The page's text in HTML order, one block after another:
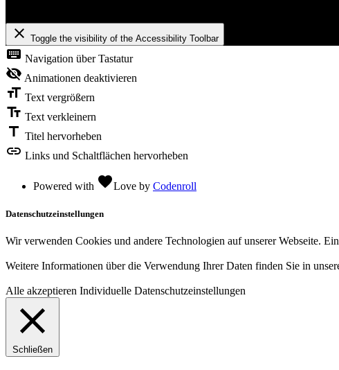
close Toggle the visibility of the Accessibility Toolbar
keyboard Navigation über Tastatur
visibility_off Animationen deaktivieren
format_size Text vergrößern
text_fields Text verkleinern
title Titel hervorheben
link Links und Schaltflächen hervorheben
Powered with favoriteLove by Codenroll
Datenschutzeinstellungen
Wir verwenden Cookies und andere Technologien auf unserer Webseite.
Weitere Informationen über die Verwendung Ihrer Daten finden Sie in
Alle akzeptieren Individuelle Datenschutzeinstellungen
Schließen